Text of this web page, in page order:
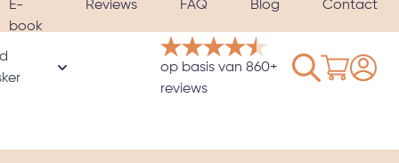
E-
book
Reviews FAQ Blog Contact
Hoezen & Satijnen kussenslopen categorie
Toon submenu voor Verzwaard slaapmasker
op basis van 860+
reviews